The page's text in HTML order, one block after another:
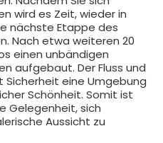
wird es Zeit, wieder in
nächste Etappe des
Nach etwa weiteren 20
einen unbändigen
aufgebaut. Der Fluss und
Sicherheit eine Umgebung
Schönheit. Somit ist
Gelegenheit, sich
Aussicht zu